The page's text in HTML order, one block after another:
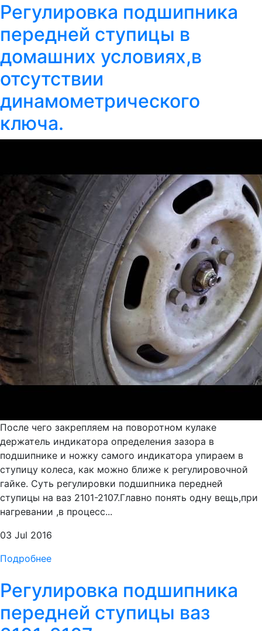
Регулировка подшипника
передней ступицы в
домашних условиях,в
отсутствии
динамометрического
ключа.
После чего закрепляем на поворотном кулаке
держатель индикатора определения зазора в
подшипнике и ножку самого индикатора упираем в
ступицу колеса, как можно ближе к регулировочной
гайке. Суть регулировки подшипника передней
ступицы на ваз 2101-2107.Главно понять одну вещь,при
нагревании ,в процесс...
03 Jul 2016
Подробнее
Регулировка подшипника
передней ступицы ваз